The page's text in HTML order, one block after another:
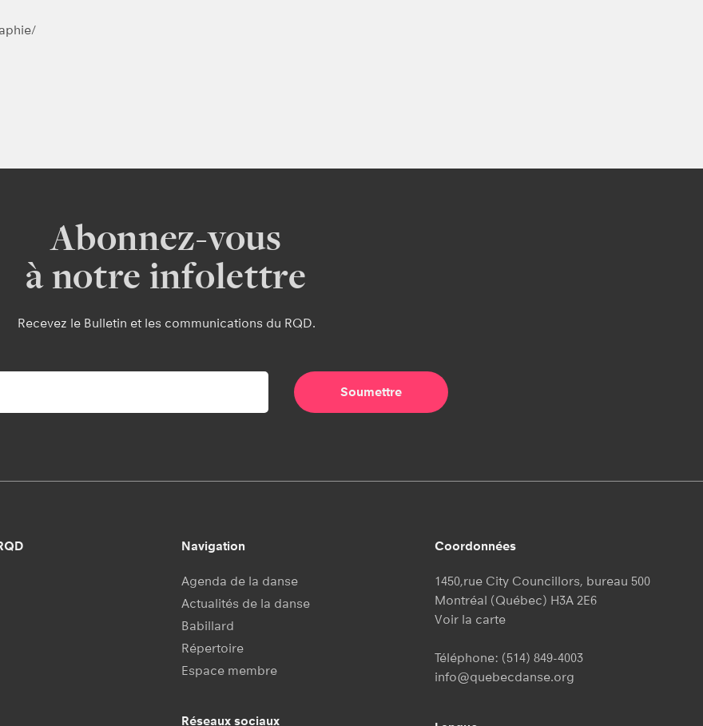
Abonnez-vous
à notre infolettre
Recevez le Bulletin et les communications du RQD.
Navigation
Agenda de la danse
Actualités de la danse
Babillard
Répertoire
Espace membre
Réseaux sociaux
Coordonnées
1450,rue City Councillors, bureau 500
Montréal (Québec) H3A 2E6
Voir la carte
Téléphone: (514) 849-4003
info@quebecdanse.org